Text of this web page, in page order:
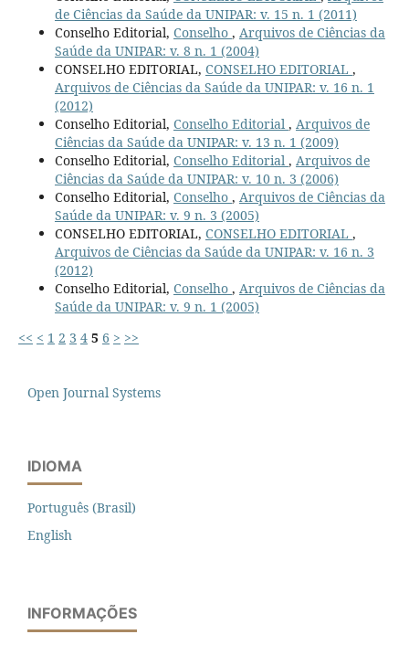
de Ciências da Saúde da UNIPAR: v. 15 n. 1 (2011)
Conselho Editorial, Conselho , Arquivos de Ciências da
Saúde da UNIPAR: v. 8 n. 1 (2004)
CONSELHO EDITORIAL, CONSELHO EDITORIAL ,
Arquivos de Ciências da Saúde da UNIPAR: v. 16 n. 1
(2012)
Conselho Editorial, Conselho Editorial , Arquivos de
Ciências da Saúde da UNIPAR: v. 13 n. 1 (2009)
Conselho Editorial, Conselho Editorial , Arquivos de
Ciências da Saúde da UNIPAR: v. 10 n. 3 (2006)
Conselho Editorial, Conselho , Arquivos de Ciências da
Saúde da UNIPAR: v. 9 n. 3 (2005)
CONSELHO EDITORIAL, CONSELHO EDITORIAL ,
Arquivos de Ciências da Saúde da UNIPAR: v. 16 n. 3
(2012)
Conselho Editorial, Conselho , Arquivos de Ciências da
Saúde da UNIPAR: v. 9 n. 1 (2005)
<< < 1 2 3 4 5 6 > >>
Open Journal Systems
IDIOMA
Português (Brasil)
English
INFORMAÇÕES